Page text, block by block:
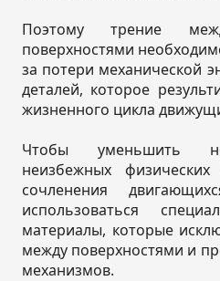
Поэтому трение
поверхностями
за потери механической
деталей, которое
жизненного цикла
Чтобы уменьшить
неизбежных
сочленения
использоваться
материалы, которые
между поверхностями и
механизмов.